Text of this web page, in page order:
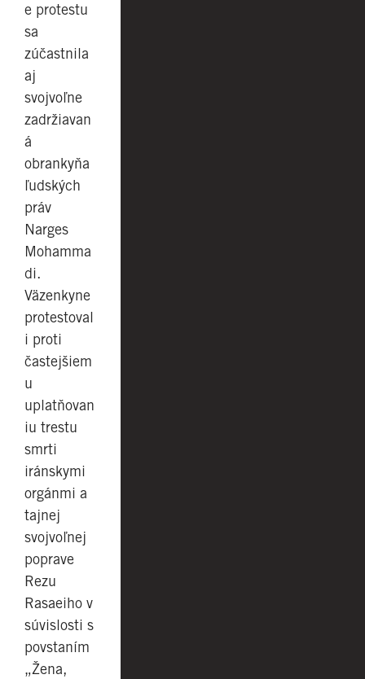
e protestu
sa
zúčastnila
aj
svojvoľne
zadržiavan
á
obrankyňa
ľudských
práv
Narges
Mohamma
di.
Väzenkyne
protestoval
i proti
častejšiem
u
uplatňovan
iu trestu
smrti
iránskymi
orgánmi a
tajnej
svojvoľnej
poprave
Rezu
Rasaeiho v
súvislosti s
povstaním
„Žena,